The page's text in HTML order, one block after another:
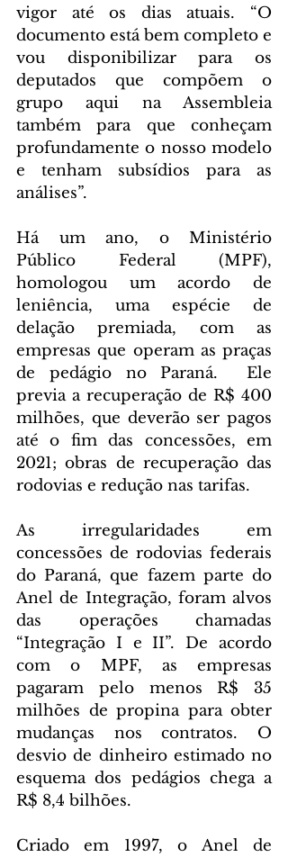
vigor até os dias atuais. “O
documento está bem completo e
vou disponibilizar para os
deputados que compõem o
grupo aqui na Assembleia
também para que conheçam
profundamente o nosso modelo
e tenham subsídios para as
análises”.
Há um ano, o Ministério
Público Federal (MPF),
homologou um acordo de
leniência, uma espécie de
delação premiada, com as
empresas que operam as praças
de pedágio no Paraná.  Ele
previa a recuperação de R$ 400
milhões, que deverão ser pagos
até o fim das concessões, em
2021; obras de recuperação das
rodovias e redução nas tarifas.
As irregularidades em
concessões de rodovias federais
do Paraná, que fazem parte do
Anel de Integração, foram alvos
das operações chamadas
“Integração I e II”. De acordo
com o MPF, as empresas
pagaram pelo menos R$ 35
milhões de propina para obter
mudanças nos contratos. O
desvio de dinheiro estimado no
esquema dos pedágios chega a
R$ 8,4 bilhões.
Criado em 1997, o Anel de